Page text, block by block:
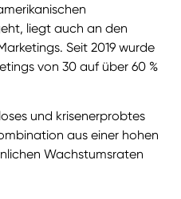
liegt auch an den
Seit 2019 wurde
von 30 auf über 60 %
und krisenerprobtes
aus einer hohen
Wachstumsraten